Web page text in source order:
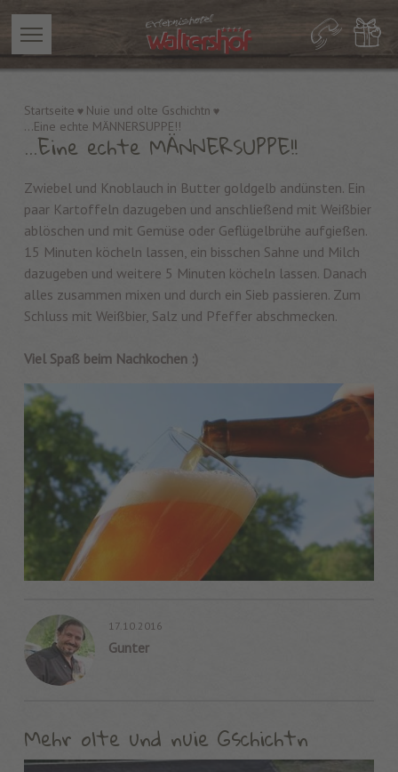
Startseite
Nuie und olte Gschichtn
...Eine echte MÄNNERSUPPE!!
...Eine echte MÄNNERSUPPE!!
Zwiebel und Knoblauch in Butter goldgelb andünsten. Ein
paar Kartoffeln dazugeben und anschließend mit Weißbier
ablöschen und mit Gemüse oder Geflügelbrühe aufgießen.
15 Minuten köcheln lassen, ein bisschen Sahne und Milch
dazugeben und weitere 5 Minuten köcheln lassen. Danach
alles zusammen mixen und durch ein Sieb passieren. Zum
Schluss mit Weißbier, Salz und Pfeffer abschmecken.
Viel Spaß beim Nachkochen :)
17.10.2016
Gunter
Mehr olte und nuie Gschichtn